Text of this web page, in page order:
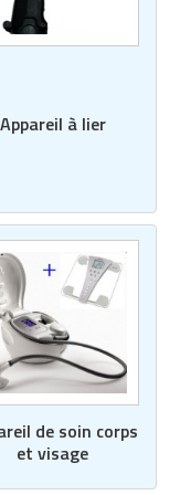
Appareil à lier
de soin corps
et visage